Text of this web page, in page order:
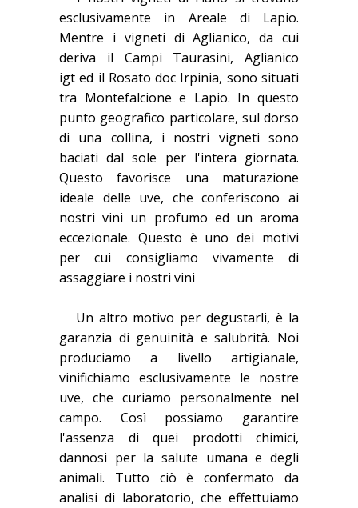
esclusivamente in Areale di Lapio.
Mentre i vigneti di Aglianico, da cui
deriva il Campi Taurasini, Aglianico
igt ed il Rosato doc Irpinia, sono situati
tra Montefalcione e Lapio. In questo
punto geografico particolare, sul dorso
di una collina, i nostri vigneti sono
baciati dal sole per l'intera giornata.
Questo favorisce una maturazione
ideale delle uve, che conferiscono ai
nostri vini un profumo ed un aroma
eccezionale. Questo è uno dei motivi
per cui consigliamo vivamente di
assaggiare i nostri vini
Un altro motivo per degustarli, è la
garanzia di genuinità e salubrità. Noi
produciamo a livello artigianale,
vinifichiamo esclusivamente le nostre
uve, che curiamo personalmente nel
campo. Così possiamo garantire
l'assenza di quei prodotti chimici,
dannosi per la salute umana e degli
animali. Tutto ciò è confermato da
analisi di laboratorio, che effettuiamo